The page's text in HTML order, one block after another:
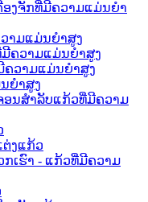
ອງຈັກທີ່ມີຄວາມແມ່ນຍໍາ
າມແມ່ນຍໍາສູງ
ມີຄວາມແມ່ນຍໍາສູງ
ຄວາມແມ່ນຍໍາສູງ
ຍໍາສູງ
ອນສຳລັບແກ້ວທີ່ມີຄວາມ
ຕ່ງແກ້ວ
ເຮົາ - ແກ້ວທີ່ມີຄວາມ